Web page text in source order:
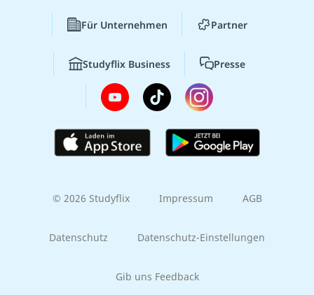
Für Unternehmen Partner
Studyflix Business Presse
© 2026 Studyflix Impressum AGB
Datenschutz Datenschutz-Einstellungen
Gib uns Feedback